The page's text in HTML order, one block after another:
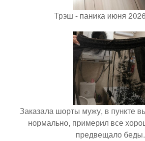
Трэш - паника июня
Заказала шорты мужу, в пункте
нормально, примерил все
предвещало беды.